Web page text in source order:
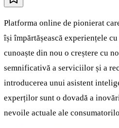
Platforma online de pionierat
își împărtășească experiențele
cunoaște din nou o creștere cu
semnificativă a serviciilor și a
introducerea unui asistent
experților sunt o dovadă a
nevoile actuale ale